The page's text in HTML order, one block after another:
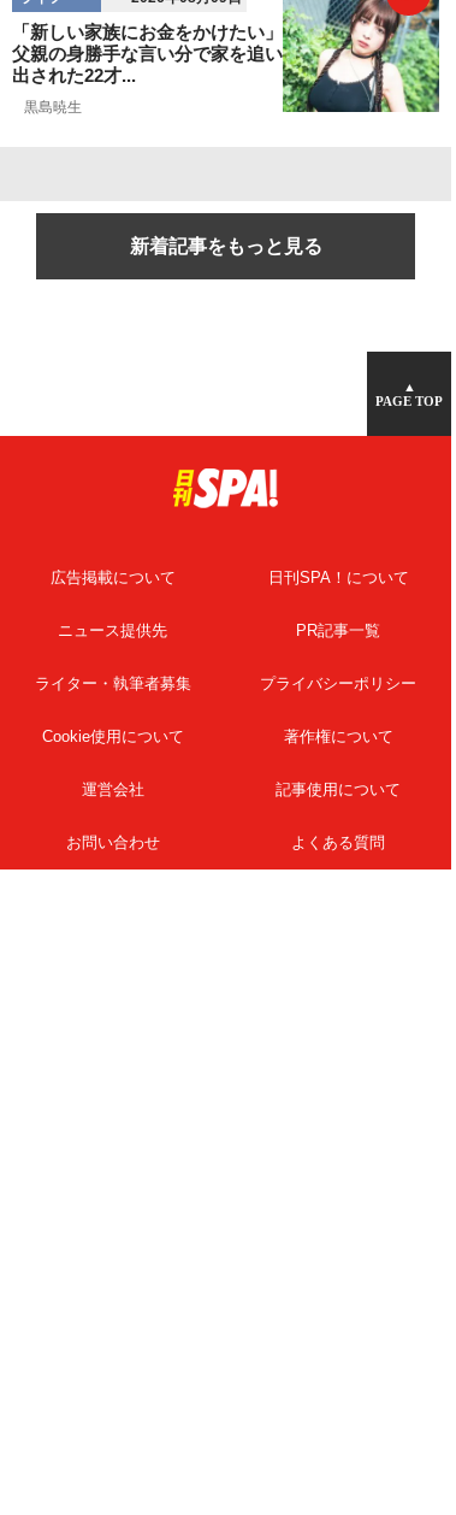
「新しい家族にお金をかけたい」
父親の身勝手な言い分で家を追い
出された22才...
黒島暁生
新着記事をもっと見る
▲
PAGE TOP
広告掲載について 日刊SPA！について
ニュース提供先 PR記事一覧
ライター・執筆者募集 プライバシーポリシー
Cookie使用について 著作権について
運営会社 記事使用について
お問い合わせ よくある質問